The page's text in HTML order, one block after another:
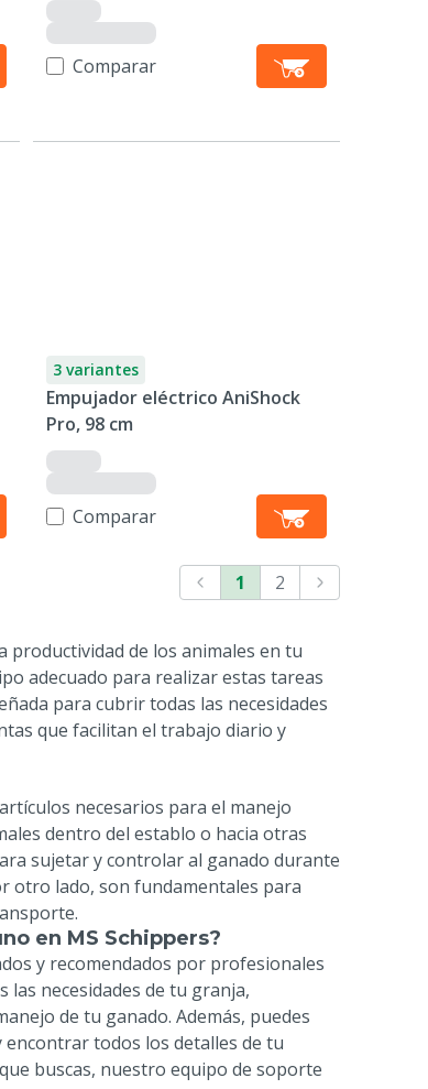
Comparar
3 variantes
Empujador eléctrico AniShock
Pro, 98 cm
Comparar
1
2
productividad de los animales en tu
adecuado para realizar estas tareas
para cubrir todas las necesidades
que facilitan el trabajo diario y
necesarios para el manejo
dentro del establo o hacia otras
sujetar y controlar al ganado durante
otro lado, son fundamentales para
en MS Schippers?
y recomendados por profesionales
necesidades de tu granja,
de tu ganado. Además, puedes
encontrar todos los detalles de tu
buscas, nuestro equipo de soporte